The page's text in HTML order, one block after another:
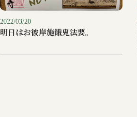
2022/03/20
明日はお彼岸施餓鬼法要。